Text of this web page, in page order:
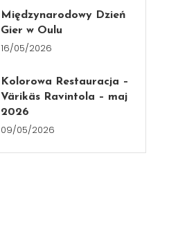
Międzynarodowy Dzień
Gier w Oulu
16/05/2026
Kolorowa Restauracja –
Värikäs Ravintola – maj
2026
09/05/2026